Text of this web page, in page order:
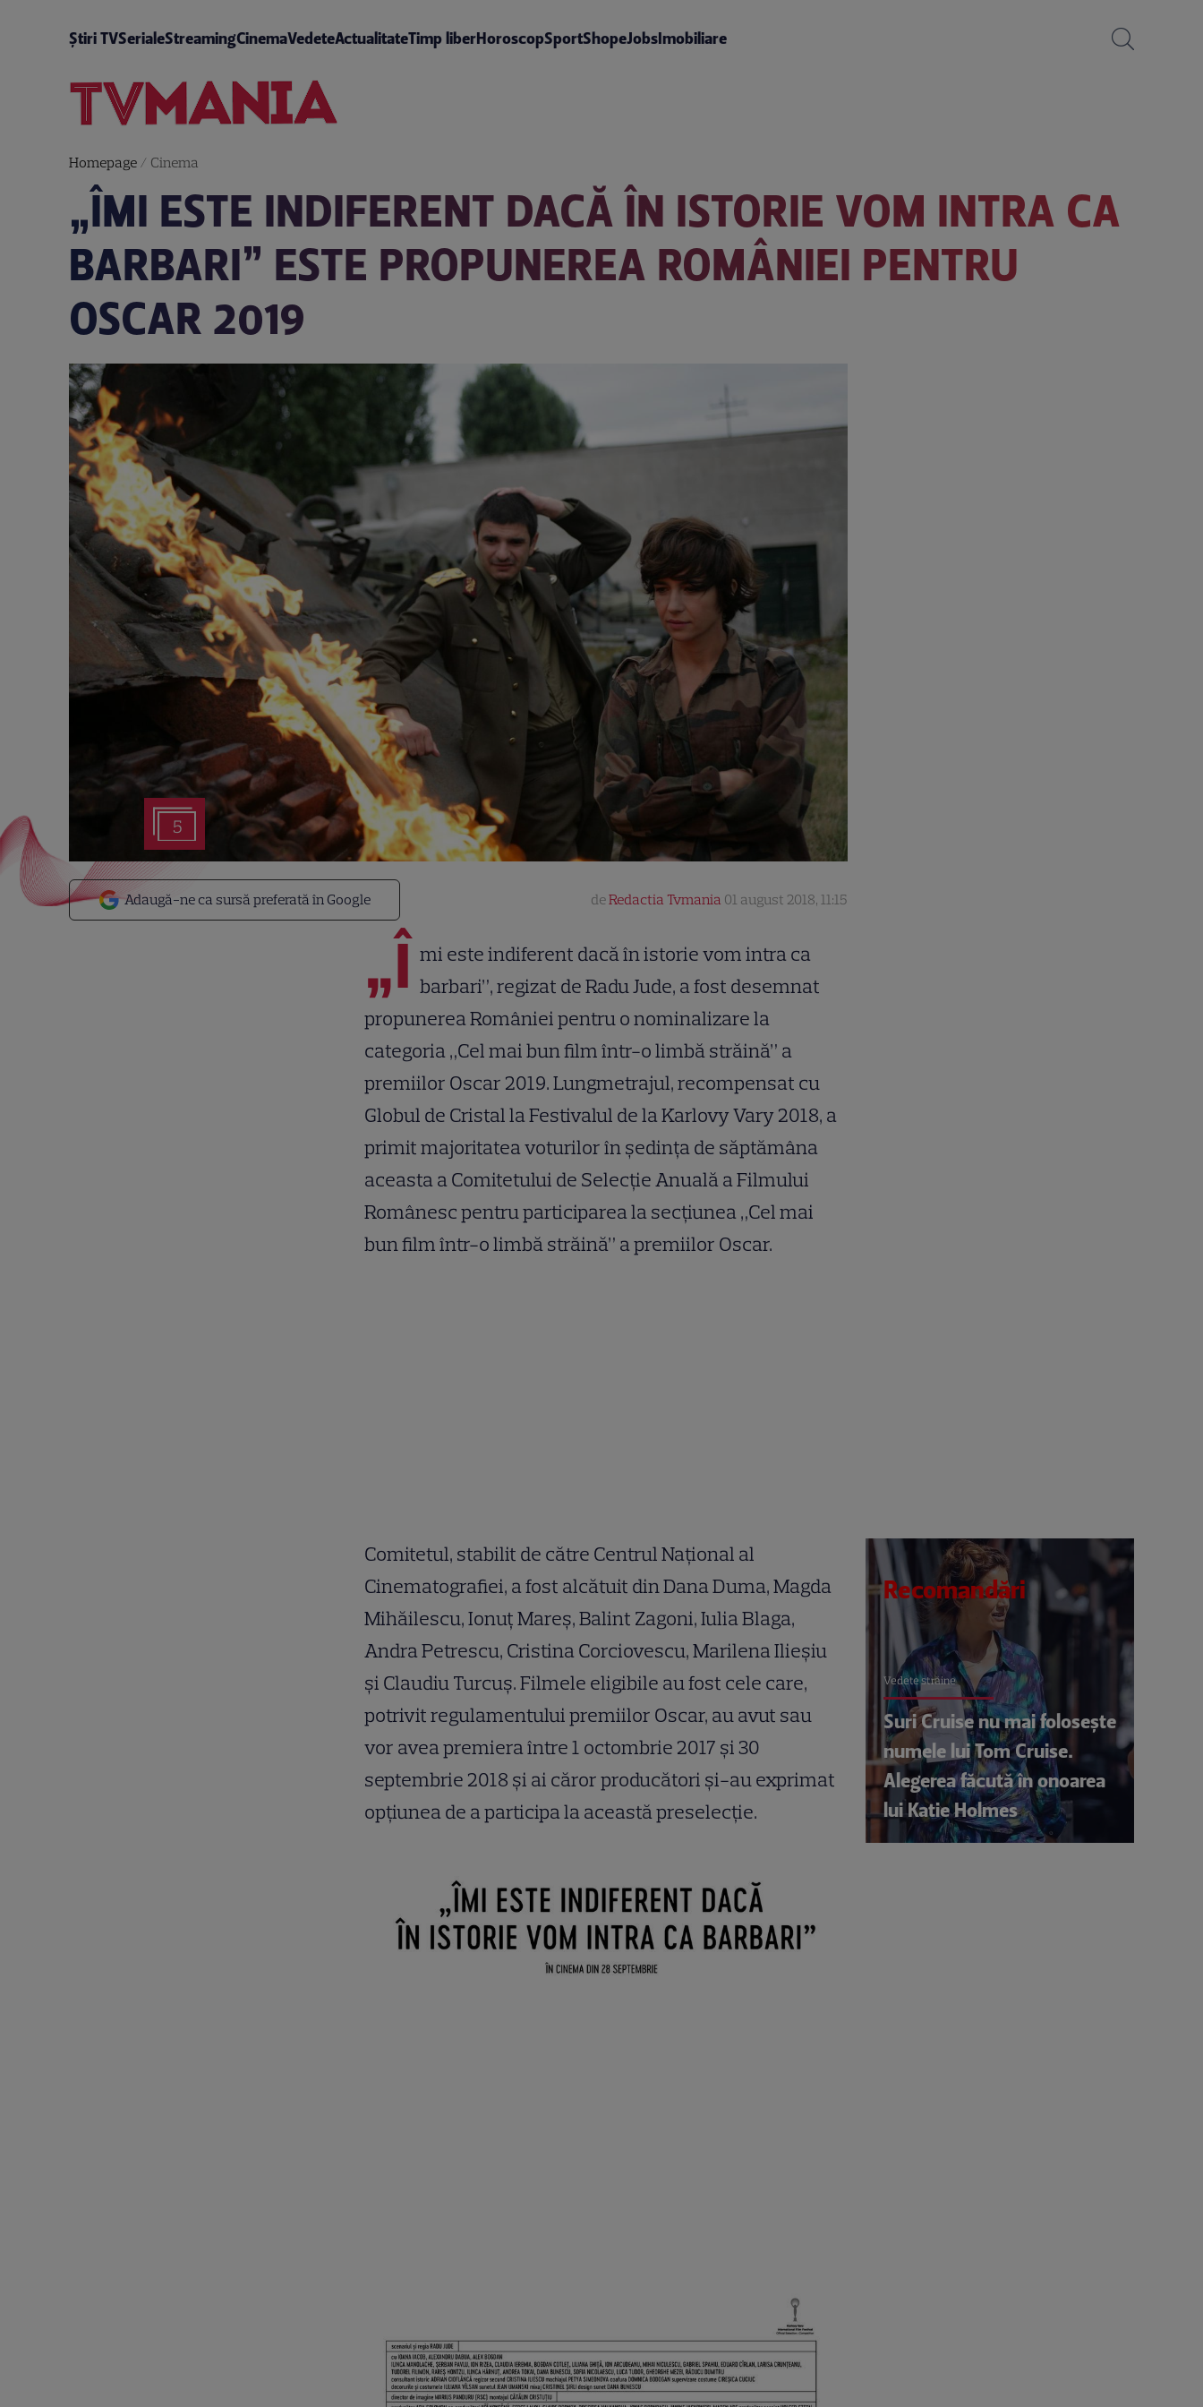
Știri TVSerialeStreamingCinemaVedeteActualitateTimp liberHoroscopSportShopeJobsImobiliare
Homepage/ Cinema
„ÎMI ESTE INDIFERENT DACĂ ÎN ISTORIE VOM INTRA CA
BARBARI” ESTE PROPUNEREA ROMÂNIEI PENTRU
OSCAR 2019
5
Adaugă-ne ca sursă preferată în Google deRedactia Tvmania 01 august 2018, 11:15
„Î mi este indiferent dacă în istorie vom intra ca
barbari”, regizat de Radu Jude, a fost desemnat
propunerea României pentru o nominalizare la
categoria „Cel mai bun film într-o limbă străină” a
premiilor Oscar 2019. Lungmetrajul, recompensat cu
Globul de Cristal la Festivalul de la Karlovy Vary 2018, a
primit majoritatea voturilor în ședința de săptămâna
aceasta a Comitetului de Selecție Anuală a Filmului
Românesc pentru participarea la secțiunea „Cel mai
bun film într-o limbă străină” a premiilor Oscar.
Comitetul, stabilit de către Centrul Național al
Cinematografiei, a fost alcătuit din Dana Duma, Magda
Mihăilescu, Ionuț Mareș, Balint Zagoni, Iulia Blaga,
Andra Petrescu, Cristina Corciovescu, Marilena Ilieșiu
și Claudiu Turcuș. Filmele eligibile au fost cele care,
potrivit regulamentului premiilor Oscar, au avut sau
vor avea premiera între 1 octombrie 2017 și 30
septembrie 2018 și ai căror producători și-au exprimat
opțiunea de a participa la această preselecție.
Recomandări
Vedete străine
Suri Cruise nu mai folosește
numele lui Tom Cruise.
Alegerea făcută în onoarea
lui Katie Holmes